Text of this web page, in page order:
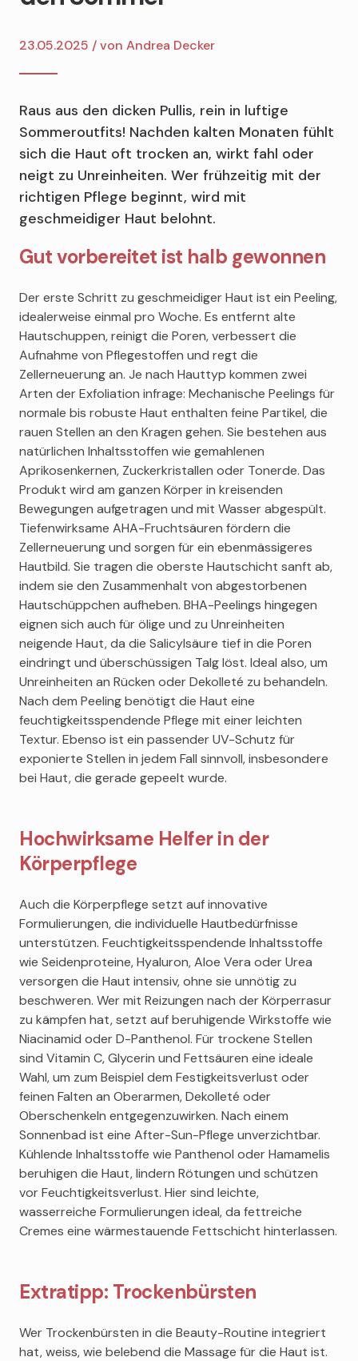
23.05.2025 / von Andrea Decker
Raus aus den dicken Pullis, rein in luftige
Sommeroutfits! Nachden kalten Monaten fühlt
sich die Haut oft trocken an, wirkt fahl oder
neigt zu Unreinheiten. Wer frühzeitig mit der
richtigen Pflege beginnt, wird mit
geschmeidiger Haut belohnt.
Gut vorbereitet ist halb gewonnen
Der erste Schritt zu geschmeidiger Haut ist ein Peeling,
idealerweise einmal pro Woche. Es entfernt alte
Hautschuppen, reinigt die Poren, verbessert die
Aufnahme von Pflegestoffen und regt die
Zellerneuerung an. Je nach Hauttyp kommen zwei
Arten der Exfoliation infrage: Mechanische Peelings für
normale bis robuste Haut enthalten feine Partikel, die
rauen Stellen an den Kragen gehen. Sie bestehen aus
natürlichen Inhaltsstoffen wie gemahlenen
Aprikosenkernen, Zuckerkristallen oder Tonerde. Das
Produkt wird am ganzen Körper in kreisenden
Bewegungen aufgetragen und mit Wasser abgespült.
Tiefenwirksame AHA-Fruchtsäuren fördern die
Zellerneuerung und sorgen für ein ebenmässigeres
Hautbild. Sie tragen die oberste Hautschicht sanft ab,
indem sie den Zusammenhalt von abgestorbenen
Hautschüppchen aufheben. BHA-Peelings hingegen
eignen sich auch für ölige und zu Unreinheiten
neigende Haut, da die Salicylsäure tief in die Poren
eindringt und überschüssigen Talg löst. Ideal also, um
Unreinheiten an Rücken oder Dekolleté zu behandeln.
Nach dem Peeling benötigt die Haut eine
feuchtigkeitsspendende Pflege mit einer leichten
Textur. Ebenso ist ein passender UV-Schutz für
exponierte Stellen in jedem Fall sinnvoll, insbesondere
bei Haut, die gerade gepeelt wurde.
Hochwirksame Helfer in der
Körperpflege
Auch die Körperpflege setzt auf innovative
Formulierungen, die individuelle Hautbedürfnisse
unterstützen. Feuchtigkeitsspendende Inhaltsstoffe
wie Seidenproteine, Hyaluron, Aloe Vera oder Urea
versorgen die Haut intensiv, ohne sie unnötig zu
beschweren. Wer mit Reizungen nach der Körperrasur
zu kämpfen hat, setzt auf beruhigende Wirkstoffe wie
Niacinamid oder D-Panthenol. Für trockene Stellen
sind Vitamin C, Glycerin und Fettsäuren eine ideale
Wahl, um zum Beispiel dem Festigkeitsverlust oder
feinen Falten an Oberarmen, Dekolleté oder
Oberschenkeln entgegenzuwirken. Nach einem
Sonnenbad ist eine After-Sun-Pflege unverzichtbar.
Kühlende Inhaltsstoffe wie Panthenol oder Hamamelis
beruhigen die Haut, lindern Rötungen und schützen
vor Feuchtigkeitsverlust. Hier sind leichte,
wasserreiche Formulierungen ideal, da fettreiche
Cremes eine wärmestauende Fettschicht hinterlassen.
Extratipp: Trockenbürsten
Wer Trockenbürsten in die Beauty-Routine integriert
hat, weiss, wie belebend die Massage für die Haut ist.